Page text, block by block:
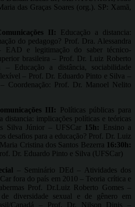
das Graças Soares (org.). SP: Xamã,
II: Educação a distancia:
do pedagogo? Prof. Dra. Alessandra
EAD e legitimação do saber técnico-
brasileira – Prof. Dr. Luiz Roberto
– Educação a distância, sociabilidade
– Prof. Dr. Eduardo Pinto e Silva –
– Coordenação: Prof. Dr. Manoel Nelito
III: Políticas públicas para
distancia: implicações políticas e teóricas
Silva Júnior – UFSCar 15h: Ensino a
desafios para a educação? Prof. Dr. Luiz
Cristina dos Santos Bezerra 16:30h:
Dr. Eduardo Pinto e Silva (UFSCar)
– Seminário DEd – Atividades dos
fora do país em 2010 – Teoria crítica e
Prof. Dr.Luiz Roberto Gomes –
diversidade sexual e de gênero em
Canadá – Prof. Dr. Nilson Dinis –